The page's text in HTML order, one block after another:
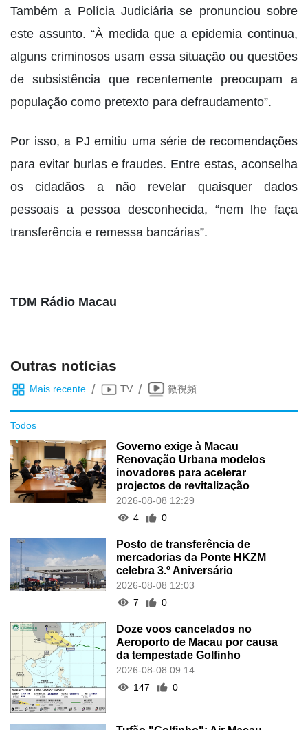
Também a Polícia Judiciária se pronunciou sobre
este assunto. “À medida que a epidemia continua,
alguns criminosos usam essa situação ou questões
de subsistência que recentemente preocupam a
população como pretexto para defraudamento”.
Por isso, a PJ emitiu uma série de recomendações
para evitar burlas e fraudes. Entre estas, aconselha
os cidadãos a não revelar quaisquer dados
pessoais a pessoa desconhecida, “nem lhe faça
transferência e remessa bancárias”.
TDM Rádio Macau
Outras notícias
Mais recente / TV / 微視頻
Todos
Governo exige à Macau
Renovação Urbana modelos
inovadores para acelerar
projectos de revitalização
2026-08-08 12:29
4
0
Posto de transferência de
mercadorias da Ponte HKZM
celebra 3.º Aniversário
2026-08-08 12:03
7
0
Doze voos cancelados no
Aeroporto de Macau por causa
da tempestade Golfinho
2026-08-08 09:14
147
0